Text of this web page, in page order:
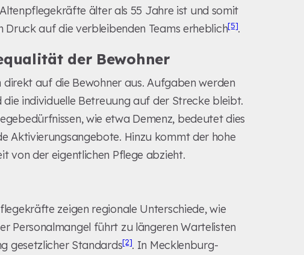
älter als 55 Jahre ist und somit
Druck auf die verbleibenden Teams erheblich[5].
der Bewohner
auf die Bewohner aus. Aufgaben werden
individuelle Betreuung auf der Strecke bleibt.
wie etwa Demenz, bedeutet dies
Aktivierungsangebote. Hinzu kommt der hohe
von der eigentlichen Pflege abzieht.
zeigen regionale Unterschiede, wie
Personalmangel führt zu längeren Wartelisten
gesetzlicher Standards[2]. In Mecklenburg-